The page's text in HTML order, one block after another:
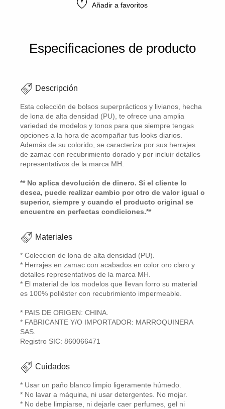
Añadir a favoritos
Especificaciones de producto
Descripción
Esta colección de bolsos superprácticos y livianos, hecha
de lona de alta densidad (PU), te ofrece una amplia
variedad de modelos y tonos para que siempre tengas
opciones a la hora de acompañar tus looks diarios.
Además de su colorido, se caracteriza por sus herrajes
de zamac con recubrimiento dorado y por incluir detalles
representativos de la marca MH.
** No aplica devolución de dinero. Si el cliente lo
desea, puede realizar cambio por otro de valor igual o
superior, siempre y cuando el producto original se
encuentre en perfectas condiciones.**
Materiales
* Coleccion de lona de alta densidad (PU).
* Herrajes en zamac con acabados en color oro claro y
detalles representativos de la marca MH.
* El material de los modelos que llevan forro su material
es 100% poliéster con recubrimiento impermeable.
* PAIS DE ORIGEN: CHINA.
* FABRICANTE Y/O IMPORTADOR: MARROQUINERA
SAS.
Registro SIC: 860066471
Cuidados
* Usar un paño blanco limpio ligeramente húmedo.
* No lavar a máquina, ni usar detergentes. No mojar.
* No debe limpiarse, ni dejarle caer perfumes, gel ni